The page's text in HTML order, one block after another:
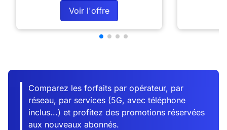
Voir l'offre
Comparez les forfaits par opérateur, par
réseau, par services (5G, avec téléphone
inclus...) et profitez des promotions réservées
aux nouveaux abonnés.